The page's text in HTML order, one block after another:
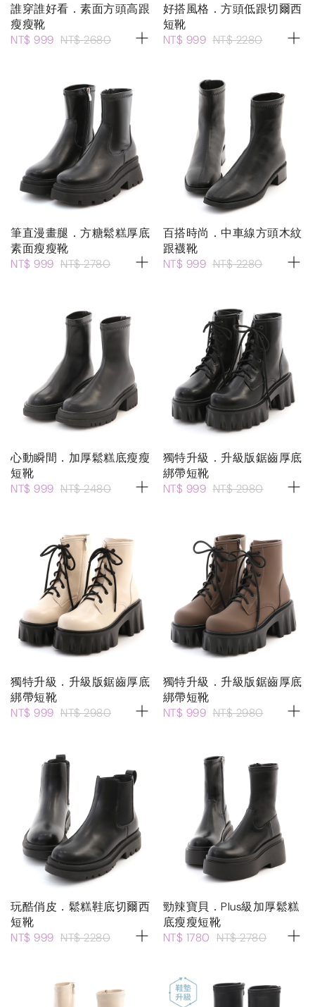
誰穿誰好看．素面方頭高跟
瘦瘦靴
NT$ 999 NT$ 2680
好搭風格．方頭低跟切爾西
短靴
NT$ 999 NT$ 2280
筆直漫畫腿．方糖鬆糕厚底
素面瘦瘦靴
NT$ 999 NT$ 2780
百搭時尚．中車線方頭木紋
跟襪靴
NT$ 999 NT$ 2280
心動瞬間．加厚鬆糕底瘦瘦
短靴
NT$ 999 NT$ 2480
獨特升級．升級版鋸齒厚底
綁帶短靴
NT$ 999 NT$ 2980
獨特升級．升級版鋸齒厚底
綁帶短靴
NT$ 999 NT$ 2980
獨特升級．升級版鋸齒厚底
綁帶短靴
NT$ 999 NT$ 2980
玩酷俏皮．鬆糕鞋底切爾西
短靴
NT$ 999 NT$ 2280
勁辣寶貝．Plus級加厚鬆糕
底瘦瘦短靴
NT$ 1780 NT$ 2780